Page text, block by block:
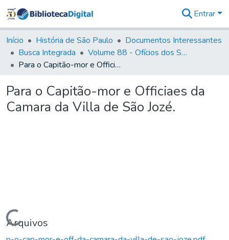
&
Coleções
Tudo na
Biblioteca
Estatísticas
Entrar
Início História de São Paulo
Documentos Interessantes
Busca Integrada
Volume 88 - Ofícios dos Senhores Governadores Interinos da Capitania de São Paulo (1817- 1819)
Para o Capitão-mor e Officiaes da Camara da Villa de São Jozé.
Para o Capitão-mor e Officiaes da
Camara da Villa de São Jozé.
Carregando...
Arquivos